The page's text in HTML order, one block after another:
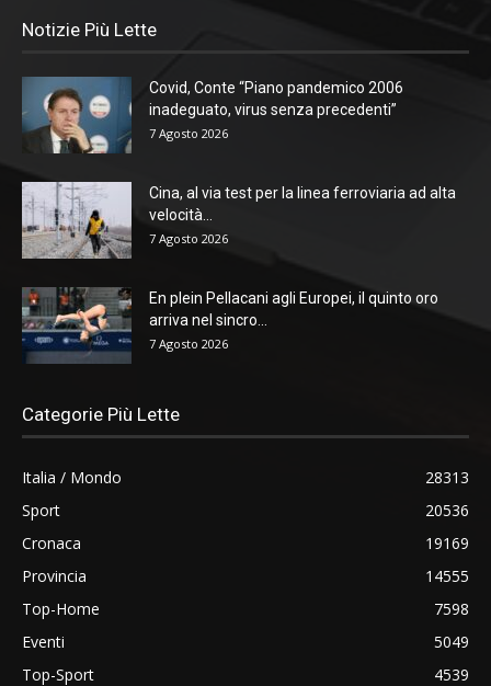
Notizie Più Lette
Covid, Conte “Piano pandemico 2006
inadeguato, virus senza precedenti”
7 Agosto 2026
Cina, al via test per la linea ferroviaria ad alta
velocità...
7 Agosto 2026
En plein Pellacani agli Europei, il quinto oro
arriva nel sincro...
7 Agosto 2026
Categorie Più Lette
Italia / Mondo
28313
Sport
20536
Cronaca
19169
Provincia
14555
Top-Home
7598
Eventi
5049
Top-Sport
4539